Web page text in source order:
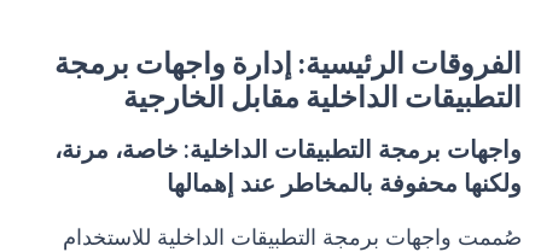
الفروقات الرئيسية: إدارة واجهات برمجة
التطبيقات الداخلية مقابل الخارجية
واجهات برمجة التطبيقات الداخلية: خاصة، مرنة،
ولكنها محفوفة بالمخاطر عند إهمالها
صُممت واجهات برمجة التطبيقات الداخلية للاستخدام